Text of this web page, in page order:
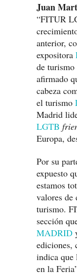
Juan
“FITUR
anterior,
expositora
de turismo
afirmado
cabeza
el turismo
Madrid
LGTB
Europa,
Por su
expuesto
estamos
valores de
turismo.
sección
MADRID
ediciones,
indica que
en la